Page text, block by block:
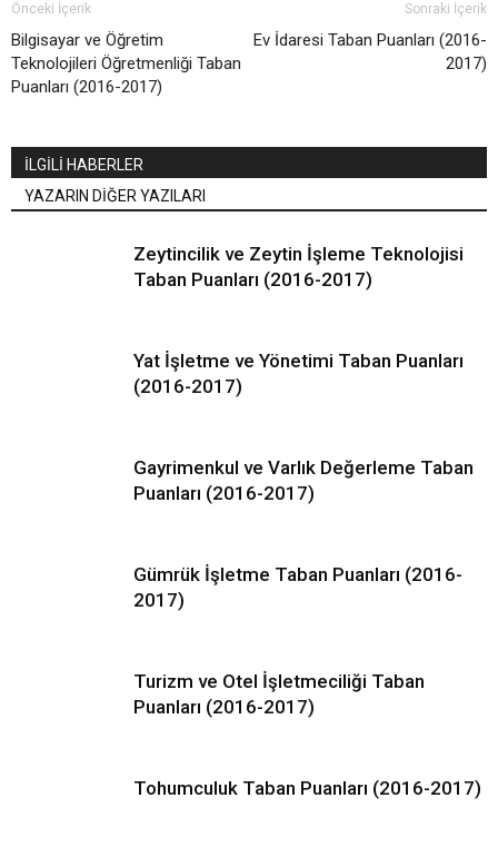
Önceki İçerik
Bilgisayar ve Öğretim
Teknolojileri Öğretmenliği Taban
Puanları (2016-2017)
Sonraki İçerik
Ev İdaresi Taban Puanları (2016-
2017)
İLGİLİ HABERLER
YAZARIN DİĞER YAZILARI
Zeytincilik ve Zeytin İşleme Teknolojisi
Taban Puanları (2016-2017)
Yat İşletme ve Yönetimi Taban Puanları
(2016-2017)
Gayrimenkul ve Varlık Değerleme Taban
Puanları (2016-2017)
Gümrük İşletme Taban Puanları (2016-
2017)
Turizm ve Otel İşletmeciliği Taban
Puanları (2016-2017)
Tohumculuk Taban Puanları (2016-2017)